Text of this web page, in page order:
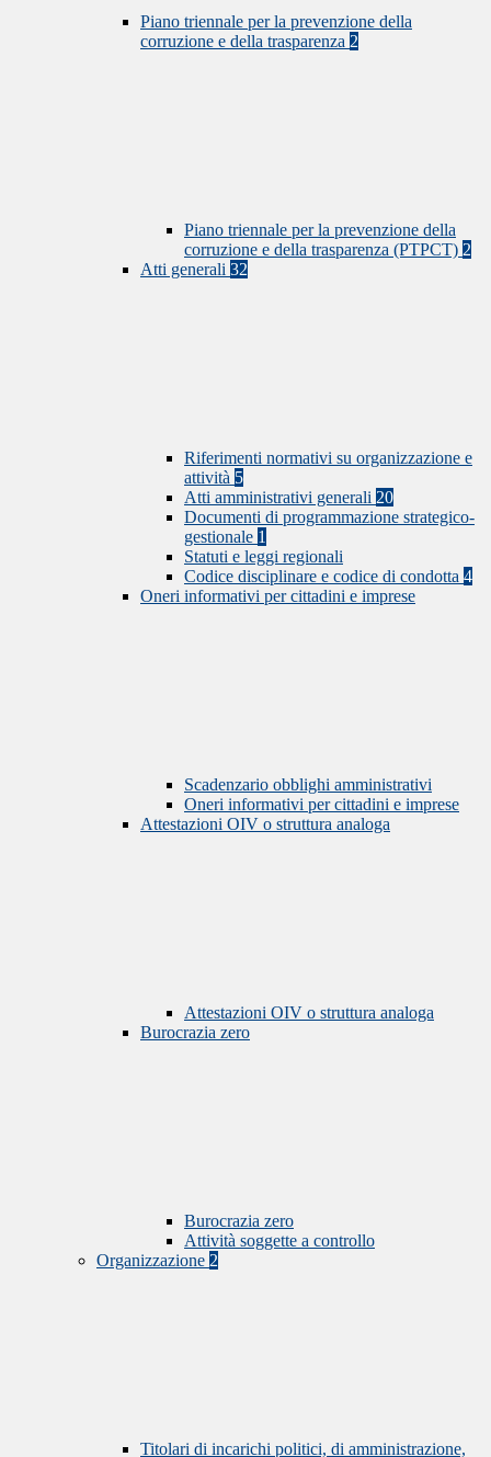
Piano triennale per la prevenzione della
corruzione e della trasparenza 2
Piano triennale per la prevenzione della
corruzione e della trasparenza (PTPCT) 2
Atti generali 32
Riferimenti normativi su organizzazione e
attività 5
Atti amministrativi generali 20
Documenti di programmazione strategico-
gestionale 1
Statuti e leggi regionali
Codice disciplinare e codice di condotta 4
Oneri informativi per cittadini e imprese
Scadenzario obblighi amministrativi
Oneri informativi per cittadini e imprese
Attestazioni OIV o struttura analoga
Attestazioni OIV o struttura analoga
Burocrazia zero
Burocrazia zero
Attività soggette a controllo
Organizzazione 2
Titolari di incarichi politici, di amministrazione,